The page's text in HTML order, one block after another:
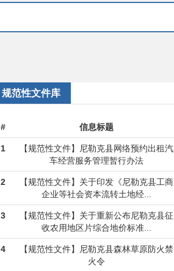
规范性文件库
# 信息标题
1
【规范性文件】尼勒克县网络预约出租汽
车经营服务管理暂行办法
2
【规范性文件】关于印发《尼勒克县工商
企业等社会资本流转土地经...
3
【规范性文件】关于重新公布尼勒克县征
收农用地区片综合地价标准...
4
【规范性文件】尼勒克县森林草原防火禁
火令